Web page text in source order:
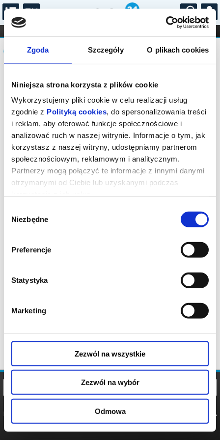
Zgoda Szczegóły O plikach cookies
Niniejsza strona korzysta z plików cookie
Wykorzystujemy pliki cookie w celu realizacji usług
zgodnie z Polityką cookies, do spersonalizowania treści
i reklam, aby oferować funkcje społecznościowe i
analizować ruch w naszej witrynie. Informacje o tym, jak
korzystasz z naszej witryny, udostępniamy partnerom
społecznościowym, reklamowym i analitycznym.
Partnerzy mogą połączyć te informacje z innymi danymi
otrzymanymi od Ciebie lub uzyskanymi podczas
zgody
Niezbędne
Preferencje
Statystyka
Marketing
Zezwól na wszystkie
Zezwól na wybór
Odmowa
...
FILHARMONIA OPERA I BALET
STAND-UP
DLA DZIECI
Komunikat
Seans wyprzedany.
POLITYKA
POLITYKA